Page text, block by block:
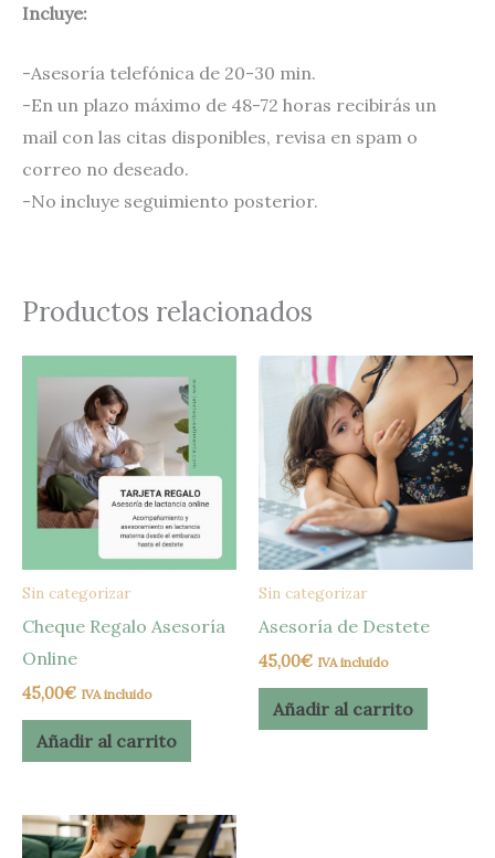
Incluye:
-Asesoría telefónica de 20-30 min.
-En un plazo máximo de 48-72 horas recibirás un
mail con las citas disponibles, revisa en spam o
correo no deseado.
-No incluye seguimiento posterior.
Productos relacionados
Sin categorizar
Cheque Regalo Asesoría
Online
45,00€ IVA incluido
Añadir al carrito
Sin categorizar
Asesoría de Destete
45,00€ IVA incluido
Añadir al carrito